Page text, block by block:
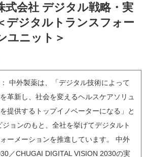
式会社 デジタル戦略・実
デジタルトランスフォー
ユニット＞
中外製薬は、「デジタル技術によって
革新し、社会を変えるヘルスケアソリュ
提供するトップイノベーターになる」と
ジョンのもと、全社を挙げてデジタルト
ーメーションを推進しています。 中外
／CHUGAI DIGITAL VISION 2030の実